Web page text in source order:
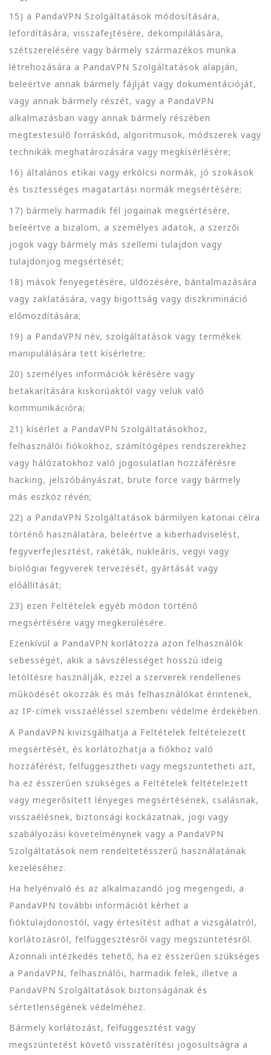
15) a PandaVPN Szolgáltatások módosítására,
lefordítására, visszafejtésére, dekompilálására,
szétszerelésére vagy bármely származékos munka
létrehozására a PandaVPN Szolgáltatások alapján,
beleértve annak bármely fájlját vagy dokumentációját,
vagy annak bármely részét, vagy a PandaVPN
alkalmazásban vagy annak bármely részében
megtestesülő forráskód, algoritmusok, módszerek vagy
technikák meghatározására vagy megkísérlésére;
16) általános etikai vagy erkölcsi normák, jó szokások
és tisztességes magatartási normák megsértésére;
17) bármely harmadik fél jogainak megsértésére,
beleértve a bizalom, a személyes adatok, a szerzői
jogok vagy bármely más szellemi tulajdon vagy
tulajdonjog megsértését;
18) mások fenyegetésére, üldözésére, bántalmazására
vagy zaklatására, vagy bigottság vagy diszkrimináció
előmozdítására;
19) a PandaVPN név, szolgáltatások vagy termékek
manipulálására tett kísérletre;
20) személyes információk kérésére vagy
betakarítására kiskorúaktól vagy velük való
kommunikációra;
21) kísérlet a PandaVPN Szolgáltatásokhoz,
felhasználói fiókokhoz, számítógépes rendszerekhez
vagy hálózatokhoz való jogosulatlan hozzáférésre
hacking, jelszóbányászat, brute force vagy bármely
más eszköz révén;
22) a PandaVPN Szolgáltatások bármilyen katonai célra
történő használatára, beleértve a kiberhadviselést,
fegyverfejlesztést, rakéták, nukleáris, vegyi vagy
biológiai fegyverek tervezését, gyártását vagy
előállítását;
23) ezen Feltételek egyéb módon történő
megsértésére vagy megkerülésére.
Ezenkívül a PandaVPN korlátozza azon felhasználók
sebességét, akik a sávszélességet hosszú ideig
letöltésre használják, ezzel a szerverek rendellenes
működését okozzák és más felhasználókat érintenek,
az IP-címek visszaéléssel szembeni védelme érdekében.
A PandaVPN kivizsgálhatja a Feltételek feltételezett
megsértését, és korlátozhatja a fiókhoz való
hozzáférést, felfüggesztheti vagy megszüntetheti azt,
ha ez ésszerűen szükséges a Feltételek feltételezett
vagy megerősített lényeges megsértésének, csalásnak,
visszaélésnek, biztonsági kockázatnak, jogi vagy
szabályozási követelménynek vagy a PandaVPN
Szolgáltatások nem rendeltetésszerű használatának
kezeléséhez.
Ha helyénvaló és az alkalmazandó jog megengedi, a
PandaVPN további információt kérhet a
fióktulajdonostól, vagy értesítést adhat a vizsgálatról,
korlátozásról, felfüggesztésről vagy megszüntetésről.
Azonnali intézkedés tehető, ha ez ésszerűen szükséges
a PandaVPN, felhasználói, harmadik felek, illetve a
PandaVPN Szolgáltatások biztonságának és
sértetlenségének védelméhez.
Bármely korlátozást, felfüggesztést vagy
megszüntetést követő visszatérítési jogosultságra a